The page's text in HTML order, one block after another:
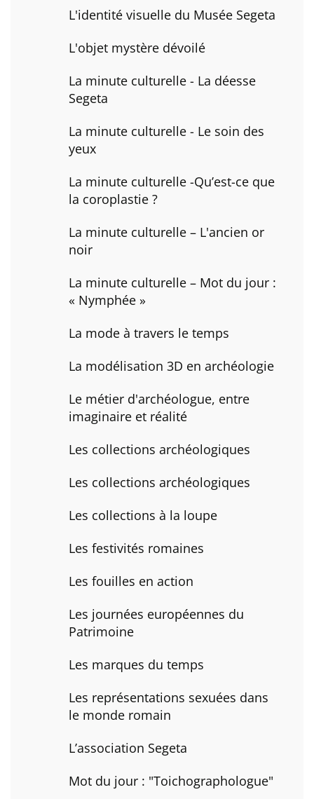
L'identité visuelle du Musée Segeta
L'objet mystère dévoilé
La minute culturelle - La déesse
Segeta
La minute culturelle - Le soin des
yeux
La minute culturelle -Qu’est-ce que
la coroplastie ?
La minute culturelle – L'ancien or
noir
La minute culturelle – Mot du jour :
« Nymphée »
La mode à travers le temps
La modélisation 3D en archéologie
Le métier d'archéologue, entre
imaginaire et réalité
Les collections archéologiques
Les collections archéologiques
Les collections à la loupe
Les festivités romaines
Les fouilles en action
Les journées européennes du
Patrimoine
Les marques du temps
Les représentations sexuées dans
le monde romain
L’association Segeta
Mot du jour : "Toichographologue"